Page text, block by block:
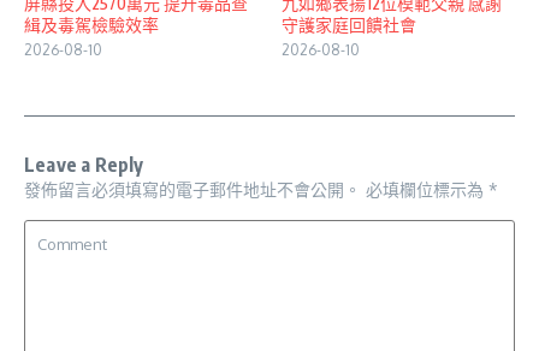
緝及毒駕檢驗效率
2026-08-10
守護家庭回饋社會
2026-08-10
Leave a Reply
發佈留言必須填寫的電子郵件地址不會公開。 必填欄位標示為 *